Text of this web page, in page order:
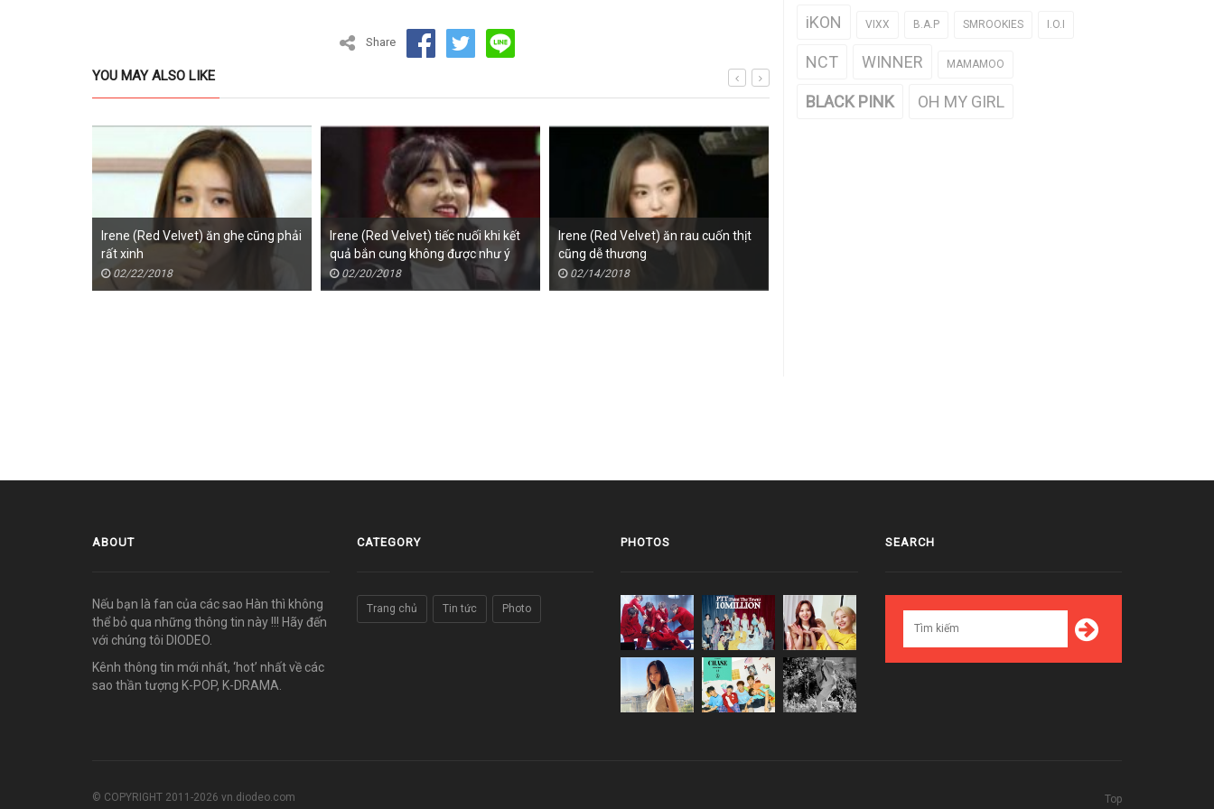
Share
YOU MAY ALSO LIKE
Irene (Red Velvet) ăn ghẹ cũng phải
rất xinh
02/22/2018
Irene (Red Velvet) tiếc nuối khi kết
quả bắn cung không được như ý
02/20/2018
Irene (Red Velvet) ăn rau cuốn thịt
cũng dễ thương
02/14/2018
iKON VIXX B.A.P SMROOKIES I.O.I
NCT WINNER MAMAMOO
BLACK PINK OH MY GIRL
ABOUT
Nếu bạn là fan của các sao Hàn thì không
thể bỏ qua những thông tin này !!! Hãy đến
với chúng tôi DIODEO.
Kênh thông tin mới nhất, ‘hot’ nhất về các
sao thần tượng K-POP, K-DRAMA.
CATEGORY
Trang chủ Tin tức Photo
PHOTOS SEARCH
© COPYRIGHT 2011-2026 vn.diodeo.com Top